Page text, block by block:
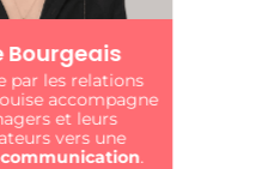
Rösler
& coachcertifié
crée de la valeur
votre entreprise
centrées sur
l’humain.